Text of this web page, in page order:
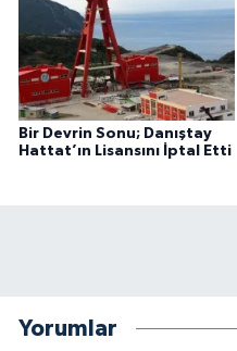
Bir Devrin Sonu; Danıştay
Hattat’ın Lisansını İptal Etti
Yorumlar